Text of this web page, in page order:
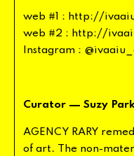
web #1 : http://
web #2 : http://
Instagram : @ivaaiu
Curator — Suzy
AGENCY RARY
of art. The non-